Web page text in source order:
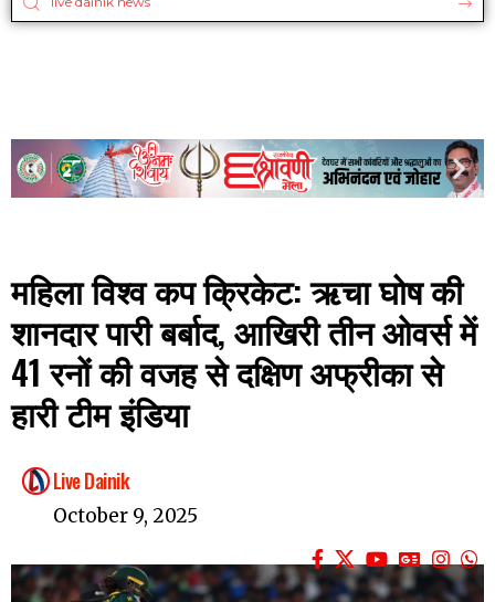
महिला विश्व कप क्रिकेट: ऋचा घोष की
शानदार पारी बर्बाद, आखिरी तीन ओवर्स में
41 रनों की वजह से दक्षिण अफ्रीका से
हारी टीम इंडिया
Live Dainik
October 9, 2025